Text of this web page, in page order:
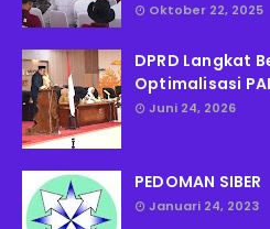
Oktober 22, 2025
DPRD Langkat
Optimalisasi
Juni 24, 2026
PEDOMAN SIBER
Januari 24, 2023